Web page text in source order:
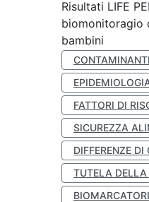
Risultati LIFE
biomonitoragio
bambini
FATTORI DI
SICUREZZA
DIFFERENZE DI
TUTELA DELLA
BIOMARCATORI